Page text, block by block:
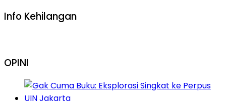
Info Kehilangan
OPINI